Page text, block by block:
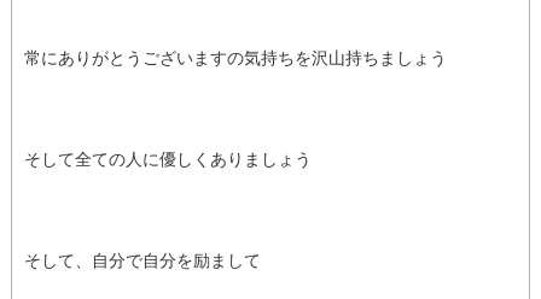
常にありがとうございますの気持ちを沢山持ちましょう
そして全ての人に優しくありましょう
そして、自分で自分を励まして